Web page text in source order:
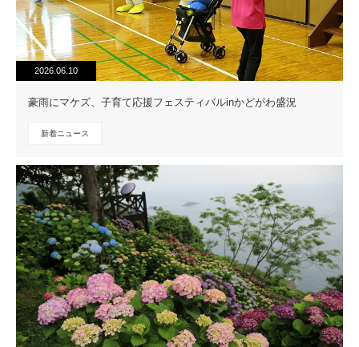
2026.06.10
豪雨にマケズ、子育て応援フェスティバルinかどがわ盛況
新着ニュース